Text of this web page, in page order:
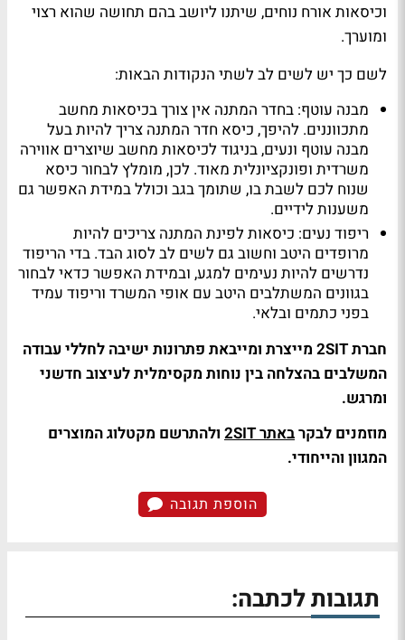
וכיסאות אורח נוחים, שיתנו ליושב בהם תחושה שהוא רצוי
ומוערך.
לשם כך יש לשים לב לשתי הנקודות הבאות:
מבנה עוטף: בחדר המתנה אין צורך בכיסאות מחשב
מתכווננים. להיפך, כיסא חדר המתנה צריך להיות בעל
מבנה עוטף ונעים, בניגוד לכיסאות מחשב שיוצרים אווירה
משרדית ופונקציונלית מאוד. לכן, מומלץ לבחור כיסא
שנוח לכם לשבת בו, שתומך בגב וכולל במידת האפשר גם
משענות לידיים.
ריפוד נעים: כיסאות לפינת המתנה צריכים להיות
מרופדים היטב וחשוב גם לשים לב לסוג הבד. בדי הריפוד
נדרשים להיות נעימים למגע, ובמידת האפשר כדאי לבחור
בגוונים המשתלבים היטב עם אופי המשרד וריפוד עמיד
בפני כתמים ובלאי.
חברת
2SIT מייצרת ומייבאת פתרונות ישיבה לחללי עבודה
המשלבים בהצלחה בין נוחות מקסימלית לעיצוב חדשני
ומרגש.
מוזמנים לבקרבאתר 2SIT ולהתרשם מקטלוג המוצרים
המגוון והייחודי.
הוספת תגובה
תגובות לכתבה: